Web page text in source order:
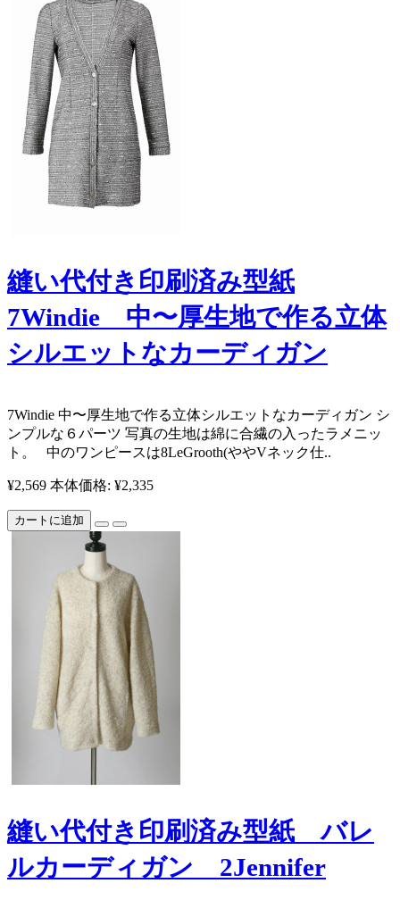
縫い代付き印刷済み型紙
7Windie 中〜厚生地で作る立体
シルエットなカーディガン
7Windie 中〜厚生地で作る立体シルエットなカーディガン シ
ンプルな６パーツ 写真の生地は綿に合繊の入ったラメニッ
ト。 中のワンピースは8LeGrooth(ややVネック仕..
¥2,569 本体価格: ¥2,335
カートに追加
縫い代付き印刷済み型紙 バレ
ルカーディガン 2Jennifer